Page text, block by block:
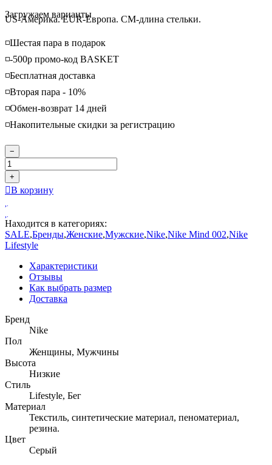
Loading...
Загружаем варианты
US-Америка. EUR-Европа. CM-длина стельки.
◽️Шестая пара в подарок
◽️-500р промо-код BASKET
◽️Бесплатная доставка
◽️Вторая пара - 10%
◽️Обмен-возврат 14 дней
◽️Накопительные скидки за регистрацию
−
+
В корзину
Находится в категориях:
SALE,Бренды,Женские,Мужские,Nike,Nike Mind 002,Nike
Lifestyle
Характеристики
Отзывы
Как выбрать размер
Доставка
Бренд
Nike
Пол
Женщины, Мужчины
Высота
Низкие
Стиль
Lifestyle, Бег
Материал
Текстиль, синтетические материал, пеноматериал,
резина.
Цвет
Серый